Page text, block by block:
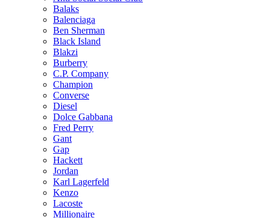
Balaks
Balenciaga
Ben Sherman
Black Island
Blakzi
Burberry
C.P. Company
Champion
Converse
Diesel
Dolce Gabbana
Fred Perry
Gant
Gap
Hackett
Jordan
Karl Lagerfeld
Kenzo
Lacoste
Millionaire